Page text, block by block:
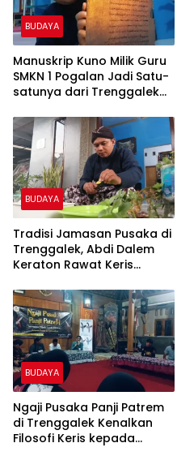
BUDAYA
Manuskrip Kuno Milik Guru
SMKN 1 Pogalan Jadi Satu-
satunya dari Trenggalek
Perpusnas
BUDAYA
Tradisi Jamasan Pusaka di
Trenggalek, Abdi Dalem
Keraton Rawat Keris
BUDAYA
Ngaji Pusaka Panji Patrem
di Trenggalek Kenalkan
Filosofi Keris kepada